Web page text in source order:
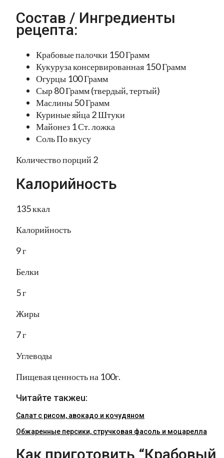
Состав / Ингредиенты
рецепта:
Крабовые палочки 150 Грамм
Кукуруза консервированная 150 Грамм
Огурцы 100 Грамм
Сыр 80 Грамм (твердый, тертый)
Маслины 50 Грамм
Куриные яйца 2 Штуки
Майонез 1 Ст. ложка
Соль По вкусу
Количество порций 2
Калорийность
135 ккал
Калорийность
9 г
Белки
5 г
Жиры
7 г
Углеводы
Пищевая ценность на 100г.
Читайте такжеu:
Салат с рисом, авокадо и кочудяном
Обжаренные персики, стручковая фасоль и моцарелла
Как приготовить “Крабовый